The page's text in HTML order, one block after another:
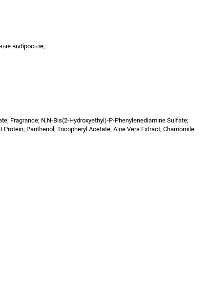
выбросьте;
Fragrance; N,N-Bis(2-Hydroxyethyl)-P-Phenylenediamine Sulfate;
Panthenol; Tocopheryl Acetate; Aloe Vera Extract; Chamomile